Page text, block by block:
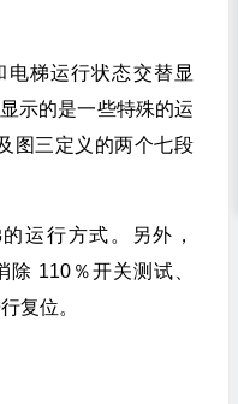
梯运行状态交替显
示的是一些特殊的运
图三定义的两个七段
运行方式。另外，
除 110％开关测试、
复位。